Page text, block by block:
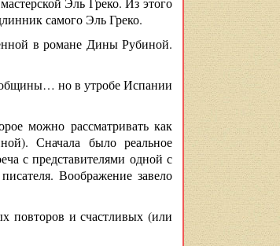
самого Эль Греко.
в романе Дины Рубиной.
общины… но в утробе Испании
можно рассматривать как
Сначала было реальное
с представителями одной с
Воображение завело
повторов и счастливых (или